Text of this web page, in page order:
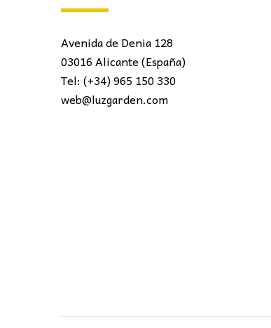
Avenida de Denia 128
03016 Alicante (España)
Tel: (+34) 965 150 330
web@luzgarden.com